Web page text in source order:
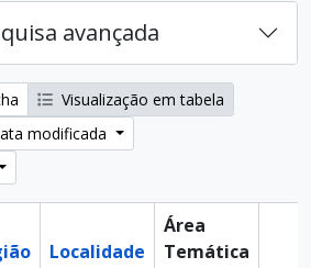
avançada
Visualização em tabela
modificada
Localidade
Área
Temática